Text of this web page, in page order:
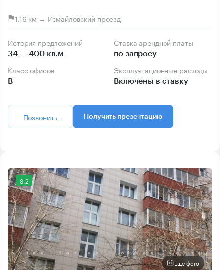
1.16 км → Измайловский проезд
История предложений
34 — 400 кв.м
Ставка арендной платы
по запросу
Класс офисов
B
Эксплуатационные расходы
Включены в ставку
Позвонить Получить презентацию
8.2
Еще фото